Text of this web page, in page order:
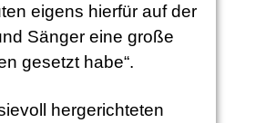
eigens hierfür auf der
Sänger eine große
gesetzt habe“.
hergerichteten